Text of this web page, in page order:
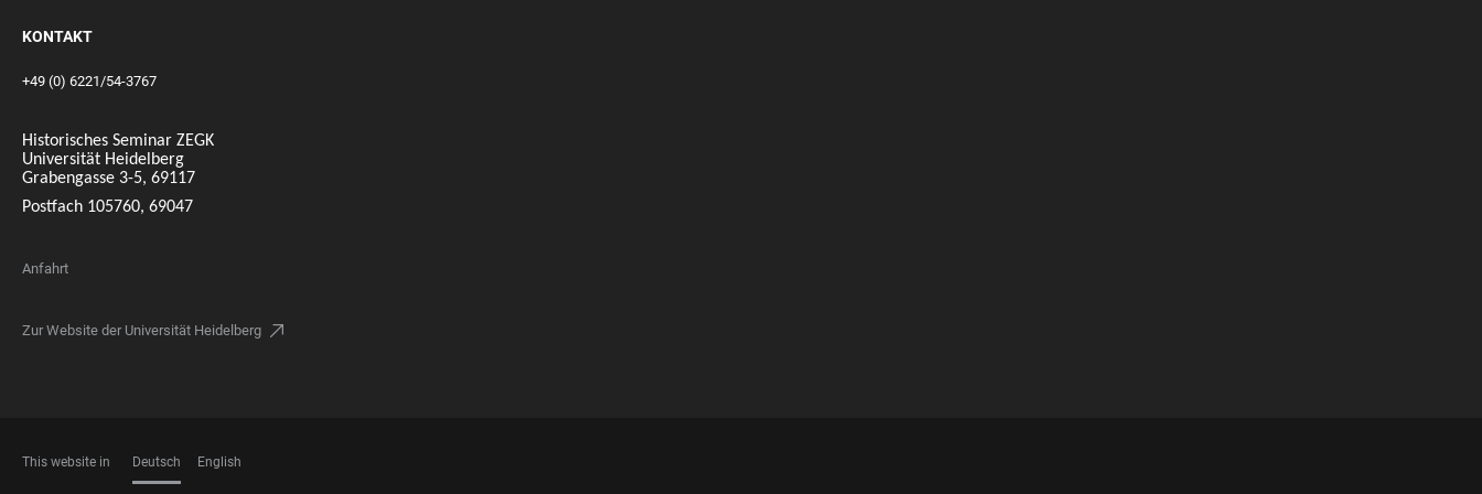
KONTAKT
+49 (0) 6221/54-3767
Historisches Seminar ZEGK
Universität Heidelberg
Grabengasse 3-5, 69117
Postfach 105760, 69047
Anfahrt
Zur Website der Universität Heidelberg
This website in Deutsch English